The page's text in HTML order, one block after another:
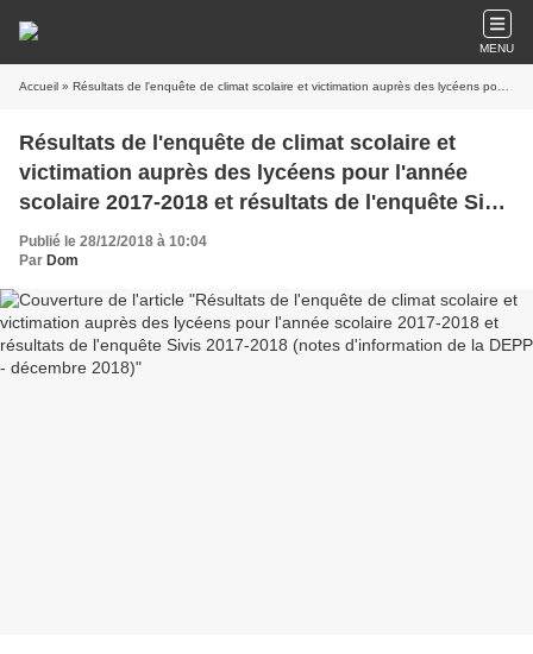
MENU
Accueil » Résultats de l'enquête de climat scolaire et victimation auprès des lycéens pour l'année scolaire 2017-2018 et résultats de l'enquête Sivis 2017-2018 (notes d'information de la DEPP - décembre 2018)
Résultats de l'enquête de climat scolaire et
victimation auprès des lycéens pour l'année
scolaire 2017-2018 et résultats de l'enquête Sivis
2017-2018 (notes d'information de la DEPP -
décembre 2018)
Publié le 28/12/2018 à 10:04
Par Dom